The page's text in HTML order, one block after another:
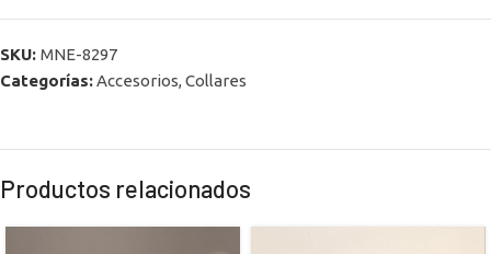
SKU: MNE-8297
Categorías:Accesorios, Collares
Productos relacionados